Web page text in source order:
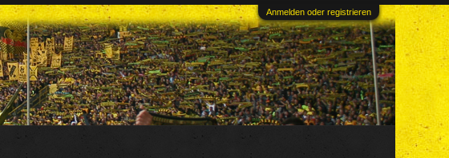
Anmelden oder registrieren